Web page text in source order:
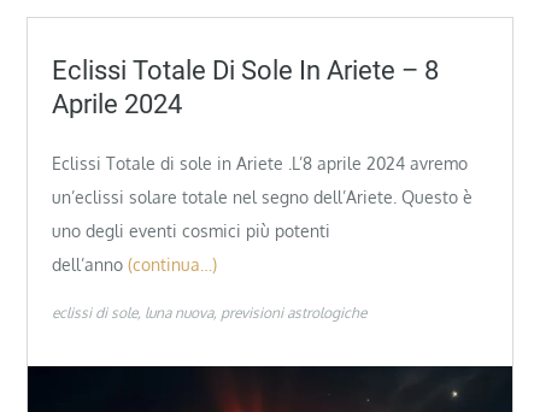
Eclissi Totale Di Sole In Ariete – 8
Aprile 2024
Eclissi Totale di sole in Ariete .L’8 aprile 2024 avremo
un’eclissi solare totale nel segno dell’Ariete. Questo è
uno degli eventi cosmici più potenti
dell’anno (continua…)
eclissi di sole luna nuova previsioni astrologiche